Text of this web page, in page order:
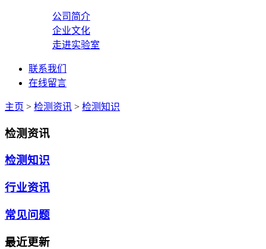
公司简介
企业文化
走进实验室
联系我们
在线留言
主页 > 检测资讯 > 检测知识
检测资讯
检测知识
行业资讯
常见问题
最近更新